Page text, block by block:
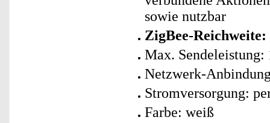
sowie nutzbar
ZigBee-Reichweite:
Max. Sendeleistung:
Netzwerk-
Stromversorgung:
Farbe: weiß